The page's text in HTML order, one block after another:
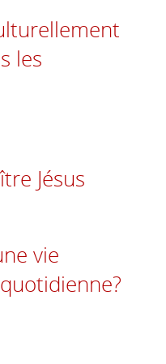
les
Jésus
vie